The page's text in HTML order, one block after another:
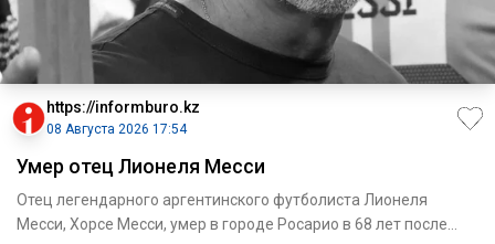
https://informburo.kz
08 Августа 2026 17:54
Умер отец Лионеля Месси
Отец легендарного аргентинского футболиста Лионеля
Месси, Хорсе Месси, умер в городе Росарио в 68 лет после